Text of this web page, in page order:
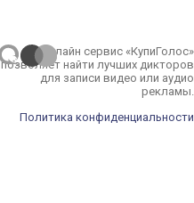
Онлайн сервис «КупиГолос»
позволяет найти лучших дикторов
для записи видео или аудио
рекламы.
Политика конфиденциальности